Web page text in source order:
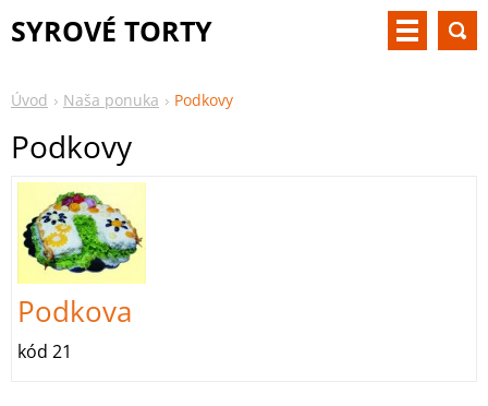
SYROVÉ TORTY
Úvod Naša ponuka Podkovy
Podkovy
Podkova
kód 21